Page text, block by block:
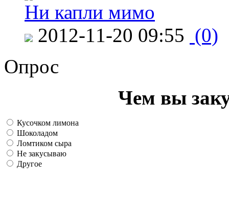
Ни капли мимо
2012-11-20 09:55 (0)
Опрос
Чем вы
Кусочком лимона
Шоколадом
Ломтиком сыра
Не закусываю
Другое